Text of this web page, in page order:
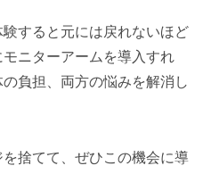
すると元には戻れないほど
ニターアームを導入すれ
負担、両方の悩みを解消し
を捨てて、ぜひこの機会に導